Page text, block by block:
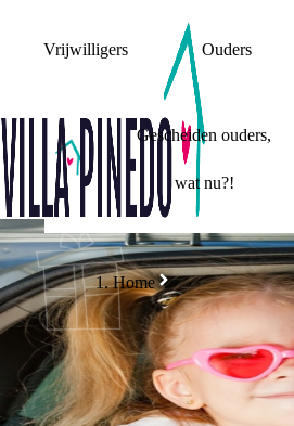
Vrijwilligers Ouders
Gescheiden ouders,
wat nu?!
Home